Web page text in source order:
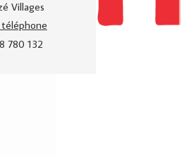
Villages
780 132